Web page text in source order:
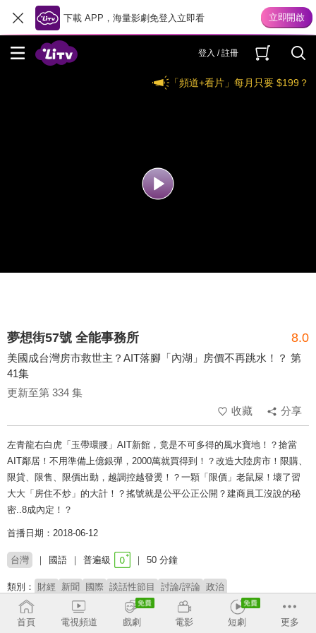
下載 APP，海量影劇免登入立即看
登入 / 註冊
「頻道+看片」每月只要 $199？
夢想街57號 全能事務所 8.0
美國成台灣房市救世主？AIT落腳「內湖」房價不再跳水！？ 第
41集
更新至第 334 集
收藏
分享
左青龍右白虎「玉帶環腰」AIT新館，竟是不可多得的風水寶地！？搶當
AIT鄰居！不用準備上億銀彈，2000萬就買得到！？改造大陸房市！限購、
限貸、限售、限價出動，越調控越發燙！？一顆「限價」老鼠屎！壞了習
大大「房住不炒」的大計！？搖號就是公平公正公開？建商員工沒說的秘
密..8成內定！？
首播日期：2018-06-12
台灣 國語 普遍級 50 分鐘
類別： 財經 新聞 國際 談話性節目 討論/評論 政治
來賓： 陳高超 徐佳馨 許祥德
首頁 電視頻道 戲劇 電影 短劇 更多